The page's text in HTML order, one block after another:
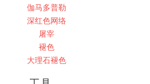
伽马多普勒
深红色网络
屠宰
褪色
大理石褪色